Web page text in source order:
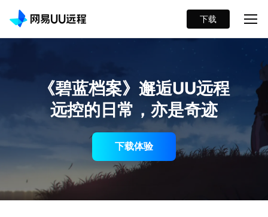
下载
《碧蓝档案》邂逅UU远程
远控的日常，亦是奇迹
下载体验